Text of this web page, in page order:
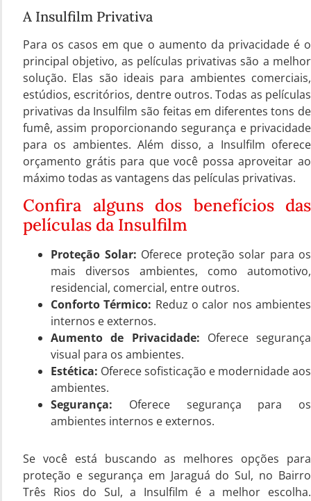
A Insulfilm Privativa
Para os casos em que o aumento da privacidade é o
principal objetivo, as películas privativas são a melhor
solução. Elas são ideais para ambientes comerciais,
estúdios, escritórios, dentre outros. Todas as películas
privativas da Insulfilm são feitas em diferentes tons de
fumê, assim proporcionando segurança e privacidade
para os ambientes. Além disso, a Insulfilm oferece
orçamento grátis para que você possa aproveitar ao
máximo todas as vantagens das películas privativas.
Confira alguns dos benefícios das
películas da Insulfilm
Proteção Solar: Oferece proteção solar para os
mais diversos ambientes, como automotivo,
residencial, comercial, entre outros.
Conforto Térmico: Reduz o calor nos ambientes
internos e externos.
Aumento de Privacidade: Oferece segurança
visual para os ambientes.
Estética: Oferece sofisticação e modernidade aos
ambientes.
Segurança: Oferece segurança para os
ambientes internos e externos.
Se você está buscando as melhores opções para
proteção e segurança em Jaraguá do Sul, no Bairro
Três Rios do Sul, a Insulfilm é a melhor escolha.